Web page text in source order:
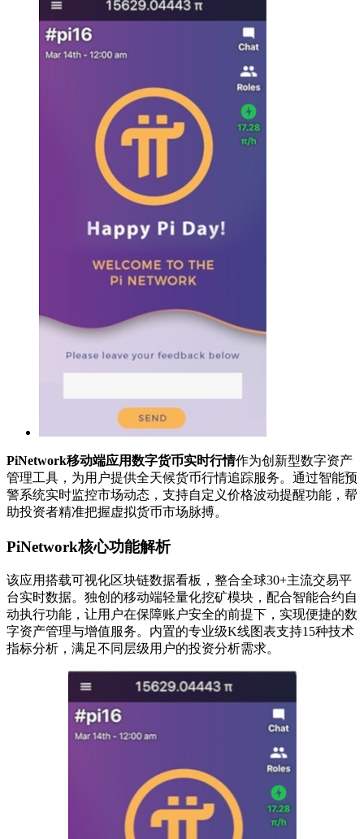
PiNetwork移动端应用数字货币实时行情作为创新型数字资产
管理工具，为用户提供全天候货币行情追踪服务。通过智能预
警系统实时监控市场动态，支持自定义价格波动提醒功能，帮
助投资者精准把握虚拟货币市场脉搏。
PiNetwork核心功能解析
该应用搭载可视化区块链数据看板，整合全球30+主流交易平
台实时数据。独创的移动端轻量化挖矿模块，配合智能合约自
动执行功能，让用户在保障账户安全的前提下，实现便捷的数
字资产管理与增值服务。内置的专业级K线图表支持15种技术
指标分析，满足不同层级用户的投资分析需求。